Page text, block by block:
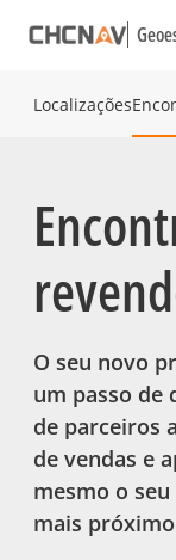
Localizações
O seu novo
um passo de
de parceiros
de vendas e
mesmo o
mais